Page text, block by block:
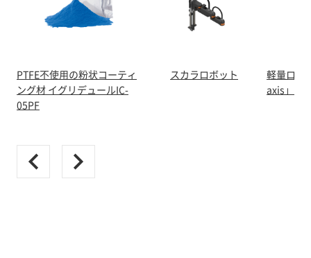
PTFE不使用の粉状コーティ
ング材 イグリデュールIC-
05PF
スカラロボット
軽量ロボ
axis」